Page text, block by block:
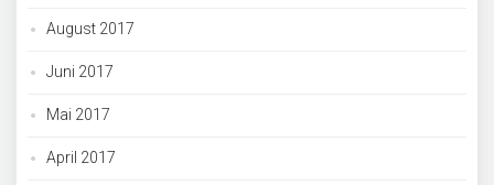
August 2017
Juni 2017
Mai 2017
April 2017